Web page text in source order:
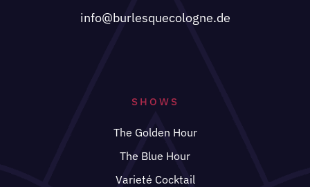
info@burlesquecologne.de
SHOWS
The Golden Hour
The Blue Hour
Varieté Cocktail